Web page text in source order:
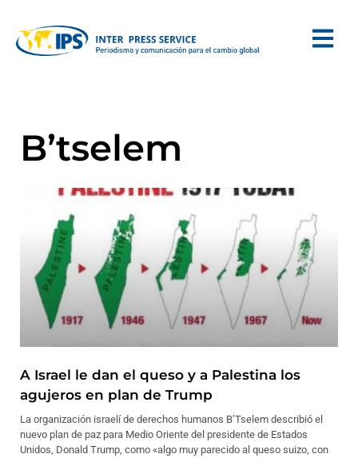
B’tselem
A Israel le dan el queso y a Palestina los
agujeros en plan de Trump
La organización israelí de derechos humanos B’Tselem describió el
nuevo plan de paz para Medio Oriente del presidente de Estados
Unidos, Donald Trump, como «algo muy parecido al queso suizo, con